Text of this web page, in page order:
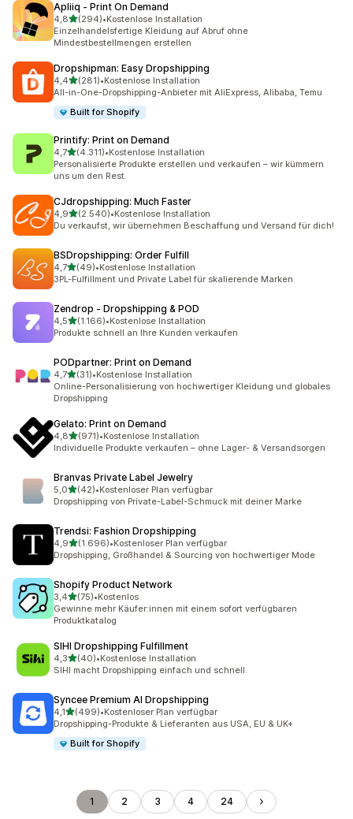
Apliiq ‑ Print On Demand
4,8von 5 Sternen
(294)
294 Rezensionen insgesamt
•Kostenlose Installation
Einzelhandelsfertige Kleidung auf Abruf ohne
Mindestbestellmengen erstellen
Dropshipman: Easy Dropshipping
4,4von 5 Sternen
(281)
281 Rezensionen insgesamt
•Kostenlose Installation
All-in-One-Dropshipping-Anbieter mit AliExpress, Alibaba, Temu
Built for Shopify
Printify: Print on Demand
4,7von 5 Sternen
(4.311)
4311 Rezensionen insgesamt
•Kostenlose Installation
Personalisierte Produkte erstellen und verkaufen – wir kümmern
uns um den Rest.
CJdropshipping: Much Faster
4,9von 5 Sternen
(2.540)
2540 Rezensionen insgesamt
•Kostenlose Installation
Du verkaufst, wir übernehmen Beschaffung und Versand für dich!
BSDropshipping: Order Fulfill
4,7von 5 Sternen
(49)
49 Rezensionen insgesamt
•Kostenlose Installation
3PL-Fulfillment und Private Label für skalierende Marken
Zendrop ‑ Dropshipping & POD
4,5von 5 Sternen
(1.166)
1166 Rezensionen insgesamt
•Kostenlose Installation
Produkte schnell an Ihre Kunden verkaufen
PODpartner: Print on Demand
4,7von 5 Sternen
(31)
31 Rezensionen insgesamt
•Kostenlose Installation
Online-Personalisierung von hochwertiger Kleidung und globales
Dropshipping
Gelato: Print on Demand
4,8von 5 Sternen
(971)
971 Rezensionen insgesamt
•Kostenlose Installation
Individuelle Produkte verkaufen – ohne Lager- & Versandsorgen
Branvas Private Label Jewelry
5,0von 5 Sternen
(42)
42 Rezensionen insgesamt
•Kostenloser Plan verfügbar
Dropshipping von Private-Label-Schmuck mit deiner Marke
Trendsi: Fashion Dropshipping
4,9von 5 Sternen
(1.696)
1696 Rezensionen insgesamt
•Kostenloser Plan verfügbar
Dropshipping, Großhandel & Sourcing von hochwertiger Mode
Shopify Product Network
3,4von 5 Sternen
(75)
75 Rezensionen insgesamt
•Kostenlos
Gewinne mehr Käufer:innen mit einem sofort verfügbaren
Produktkatalog
SIHI Dropshipping Fulfillment
4,3von 5 Sternen
(40)
40 Rezensionen insgesamt
•Kostenlose Installation
SIHI macht Dropshipping einfach und schnell.
Syncee Premium AI Dropshipping
4,1von 5 Sternen
(499)
499 Rezensionen insgesamt
•Kostenloser Plan verfügbar
Dropshipping-Produkte & Lieferanten aus USA, EU & UK+
Built for Shopify
1 2 3 4 24